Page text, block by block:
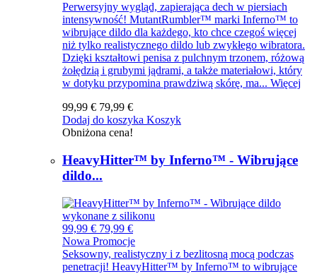
Perwersyjny wygląd, zapierająca dech w piersiach
intensywność! MutantRumbler™ marki Inferno™ to
wibrujące dildo dla każdego, kto chce czegoś więcej
niż tylko realistycznego dildo lub zwykłego wibratora.
Dzięki kształtowi penisa z pulchnym trzonem, różową
żołędzią i grubymi jądrami, a także materiałowi, który
w dotyku przypomina prawdziwą skórę, ma... Więcej
99,99 € 79,99 €
Dodaj do koszyka Koszyk
Obniżona cena!
HeavyHitter™ by Inferno™ - Wibrujące
dildo...
99,99 € 79,99 €
Nowa Promocje
Seksowny, realistyczny i z bezlitosną mocą podczas
penetracji! HeavyHitter™ by Inferno™ to wibrujące